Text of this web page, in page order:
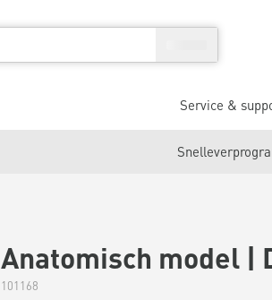
Service &
Anatomisch model |
101168